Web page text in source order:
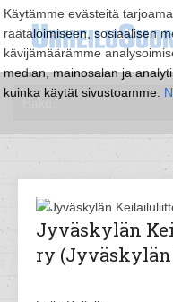
Käytämme evästeitä
räätälöimiseen, sosiaalisen
kävijämäärämme
median, mainosalan ja
kuinka käytät sivustoamme.
Jyväskylän
ry